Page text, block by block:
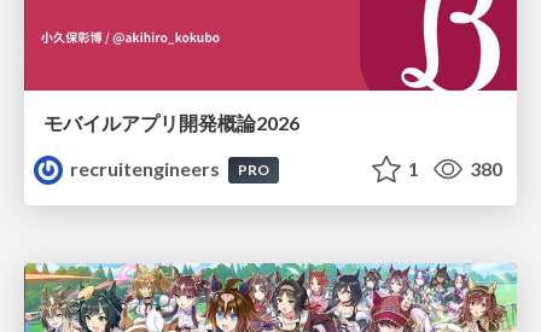
モバイルアプリ開発概論2026
recruitengineers
PRO 1 380